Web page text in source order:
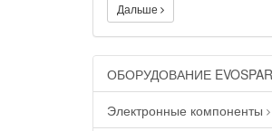
Дальше
ОБОРУДОВАНИЕ
Электронные компоненты